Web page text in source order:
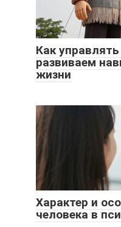
Как
развиваем
жизни
Характер и
человека в